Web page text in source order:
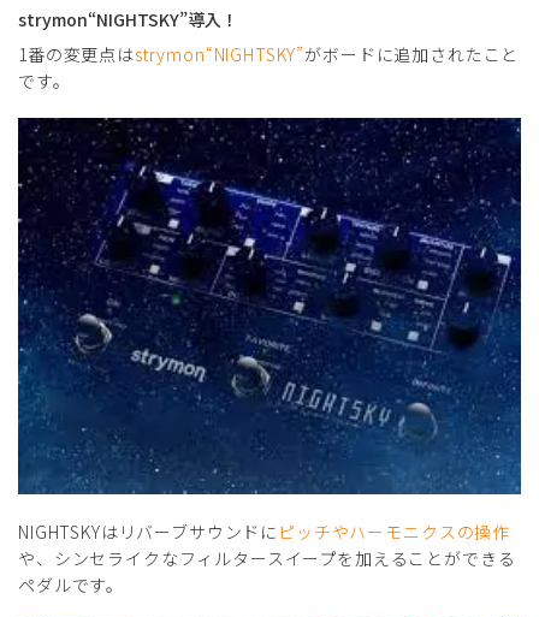
strymon“NIGHTSKY”導入！
1番の変更点はstrymon“NIGHTSKY”がボードに追加されたこと
です。
NIGHTSKYはリバーブサウンドに ピッチやハーモニクスの操作
や、シンセライクなフィルタースイープを加えることができる
ペダルです。